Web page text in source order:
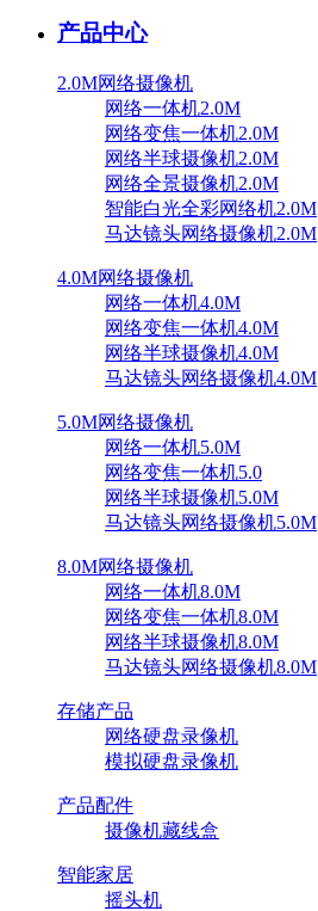
产品中心
2.0M网络摄像机
网络一体机2.0M
网络变焦一体机2.0M
网络半球摄像机2.0M
网络全景摄像机2.0M
智能白光全彩网络机2.0M
马达镜头网络摄像机2.0M
4.0M网络摄像机
网络一体机4.0M
网络变焦一体机4.0M
网络半球摄像机4.0M
马达镜头网络摄像机4.0M
5.0M网络摄像机
网络一体机5.0M
网络变焦一体机5.0
网络半球摄像机5.0M
马达镜头网络摄像机5.0M
8.0M网络摄像机
网络一体机8.0M
网络变焦一体机8.0M
网络半球摄像机8.0M
马达镜头网络摄像机8.0M
存储产品
网络硬盘录像机
模拟硬盘录像机
产品配件
摄像机藏线盒
智能家居
摇头机